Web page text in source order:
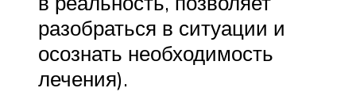
разобраться в ситуации и
осознать необходимость
лечения).